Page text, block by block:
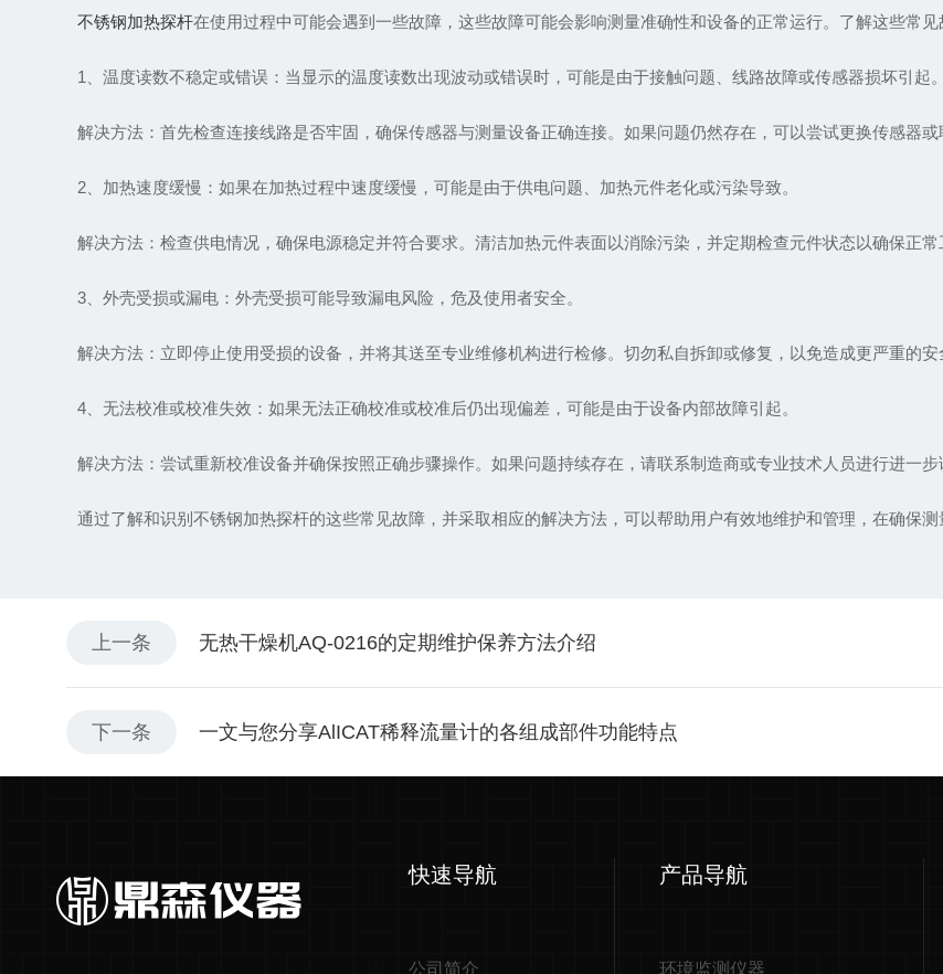
不锈钢加热探杆在使用过程中可能会遇到一些故障，这些故障可能会影响测量准确性和设备的正常运行。了解这些常
1、温度读数不稳定或错误：当显示的温度读数出现波动或错误时，可能是由于接触问题、线路故障或传感器损坏引起。
解决方法：首先检查连接线路是否牢固，确保传感器与测量设备正确连接。如果问题仍然存在，可以尝试更换传感器或
2、加热速度缓慢：如果在加热过程中速度缓慢，可能是由于供电问题、加热元件老化或污染导致。
解决方法：检查供电情况，确保电源稳定并符合要求。清洁加热元件表面以消除污染，并定期检查元件状态以确保正常
3、外壳受损或漏电：外壳受损可能导致漏电风险，危及使用者安全。
解决方法：立即停止使用受损的设备，并将其送至专业维修机构进行检修。切勿私自拆卸或修复，以免造成更严重的安
4、无法校准或校准失效：如果无法正确校准或校准后仍出现偏差，可能是由于设备内部故障引起。
解决方法：尝试重新校准设备并确保按照正确步骤操作。如果问题持续存在，请联系制造商或专业技术人员进行进一步
通过了解和识别不锈钢加热探杆的这些常见故障，并采取相应的解决方法，可以帮助用户有效地维护和管理，在确保测
上一条 无热干燥机AQ-0216的定期维护保养方法介绍
下一条 一文与您分享AlICAT稀释流量计的各组成部件功能特点
快速导航
公司简介
产品导航
环境监测仪器